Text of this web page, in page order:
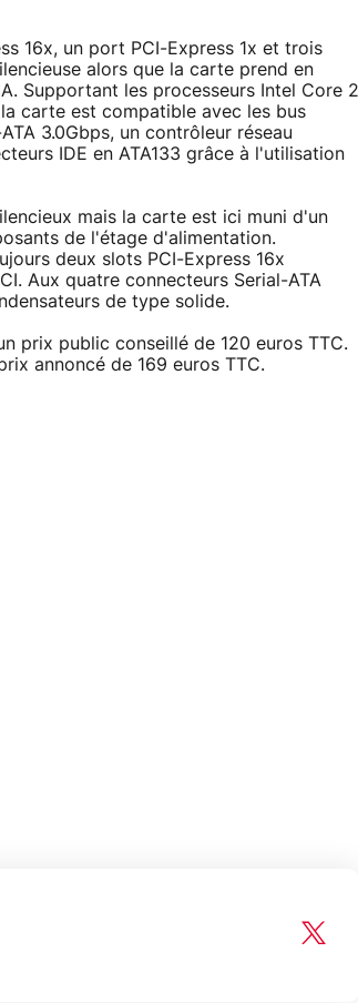
16x, un port PCI-Express 1x et trois
alors que la carte prend en
Supportant les processeurs Intel Core 2
carte est compatible avec les bus
3.0Gbps, un contrôleur réseau
IDE en ATA133 grâce à l'utilisation
mais la carte est ici muni d'un
de l'étage d'alimentation.
deux slots PCI-Express 16x
Aux quatre connecteurs Serial-ATA
de type solide.
prix public conseillé de 120 euros TTC.
annoncé de 169 euros TTC.